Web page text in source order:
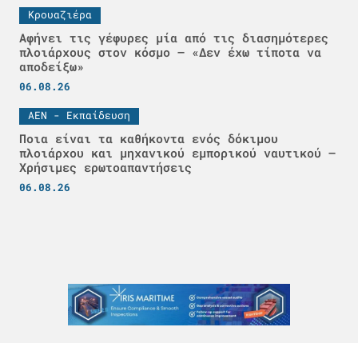
Κρουαζιέρα
Αφήνει τις γέφυρες μία από τις διασημότερες
πλοιάρχους στον κόσμο – «Δεν έχω τίποτα να
αποδείξω»
06.08.26
ΑΕΝ - Εκπαίδευση
Ποια είναι τα καθήκοντα ενός δόκιμου
πλοιάρχου και μηχανικού εμπορικού ναυτικού –
Χρήσιμες ερωτοαπαντήσεις
06.08.26